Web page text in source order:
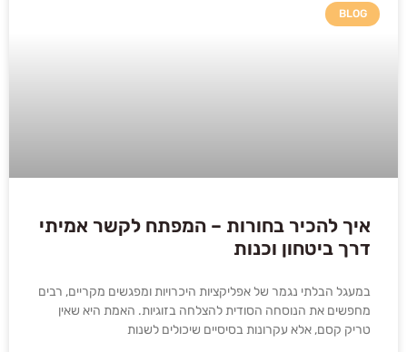
BLOG
איך להכיר בחורות – המפתח לקשר אמיתי
דרך ביטחון וכנות
במעגל הבלתי נגמר של אפליקציות היכרויות ומפגשים מקריים, רבים
מחפשים את הנוסחה הסודית להצלחה בזוגיות. האמת היא שאין
טריק קסם, אלא עקרונות בסיסיים שיכולים לשנות